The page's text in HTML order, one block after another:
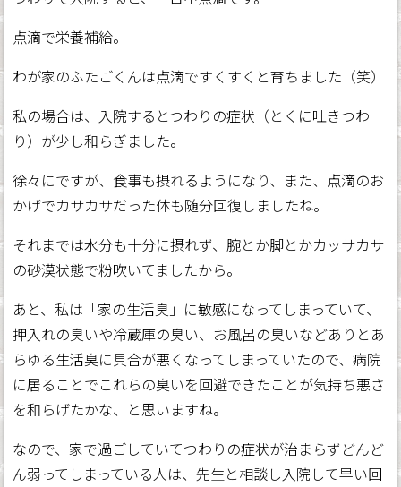
点滴で栄養補給。
わが家のふたごくんは点滴ですくすくと育ちました（笑）
私の場合は、入院するとつわりの症状（とくに吐きつわ
り）が少し和らぎました。
徐々にですが、食事も摂れるようになり、また、点滴のお
かげでカサカサだった体も随分回復しましたね。
それまでは水分も十分に摂れず、腕とか脚とかカッサカサ
の砂漠状態で粉吹いてましたから。
あと、私は「家の生活臭」に敏感になってしまっていて、
押入れの臭いや冷蔵庫の臭い、お風呂の臭いなどありとあ
らゆる生活臭に具合が悪くなってしまっていたので、病院
に居ることでこれらの臭いを回避できたことが気持ち悪さ
を和らげたかな、と思いますね。
なので、家で過ごしていてつわりの症状が治まらずどんど
ん弱ってしまっている人は、先生と相談し入院して早い回